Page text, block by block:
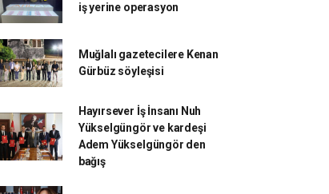
iş yerine operasyon
Muğlalı gazetecilere Kenan
Gürbüz söyleşisi
Hayırsever İş İnsanı Nuh
Yükselgüngör ve kardeşi
Adem Yükselgüngör den
bağış